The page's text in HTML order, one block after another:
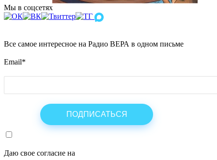
Мы в соцсетях
Все самое интересное на Радио ВЕРА в одном письме
Email*
Даю свое согласие на